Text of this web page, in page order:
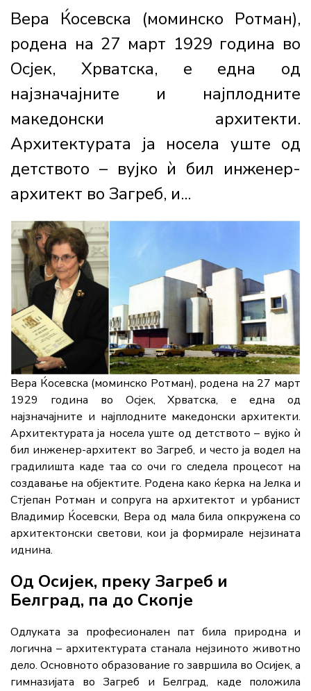
Вера Ќосевска (моминско Ротман),
родена на 27 март 1929 година во
Осјек, Хрватска, е една од
најзначајните и најплодните
македонски архитекти.
Архитектурата ја носела уште од
детството – вујко ѝ бил инженер-
архитект во Загреб, и...
Вера Ќосевска (моминско Ротман), родена на 27 март
1929 година во Осјек, Хрватска, е една од
најзначајните и најплодните македонски архитекти.
Архитектурата ја носела уште од детството – вујко ѝ
бил инженер-архитект во Загреб, и често ја водел на
градилишта каде таа со очи го следела процесот на
создавање на објектите. Родена како ќерка на Јелка и
Стјепан Ротман и сопруга на архитектот и урбанист
Владимир Ќосевски, Вера од мала била опкружена со
архитектонски светови, кои ја формирале нејзината
иднина.
Од Осијек, преку Загреб и
Белград, па до Скопје
Одлуката за професионален пат била природна и
логична – архитектурата станала нејзиното животно
дело. Основното образование го завршила во Осијек, а
гимназијата во Загреб и Белград, каде положила